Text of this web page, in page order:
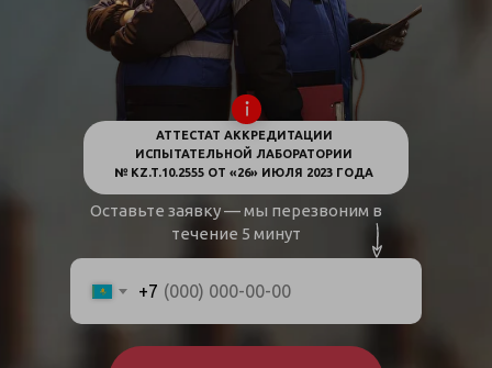
АТТЕСТАТ АККРЕДИТАЦИИ
ИСПЫТАТЕЛЬНОЙ ЛАБОРАТОРИИ
№ KZ.T.10.2555 ОТ «26» ИЮЛЯ 2023 ГОДА
+7
Оставьте заявку — мы перезвоним в
течение 5 минут